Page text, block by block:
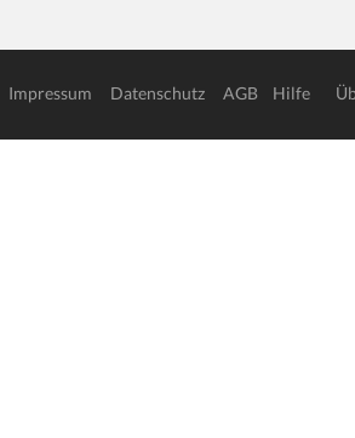
Impressum Datenschutz AGB Hilfe